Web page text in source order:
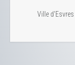
Ville